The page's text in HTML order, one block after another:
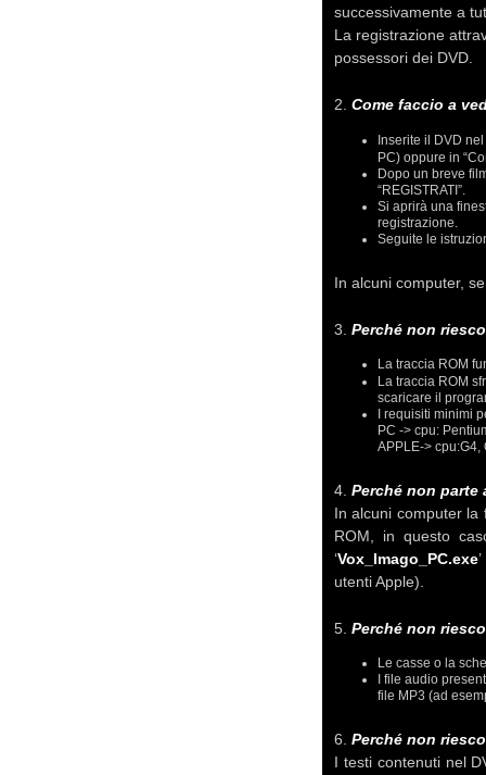
successivamente a
La registrazione
possessori dei DVD.
2. Come faccio a
Inserite il DVD
PC) oppure in
Dopo un breve
“REGISTRATI”.
Si aprirà una
registrazione.
Seguite le
In alcuni computer,
3. Perché non
La traccia ROM
La traccia ROM
scaricare il
I requisiti minimi
PC -> cpu:
APPLE-> cpu:G4,
4. Perché non parte
In alcuni computer la
ROM, in questo
‘Vox_Imago_PC.exe
utenti Apple).
5. Perché non
Le casse o la
I file audio
file MP3 (ad
6. Perché non
I testi contenuti nel